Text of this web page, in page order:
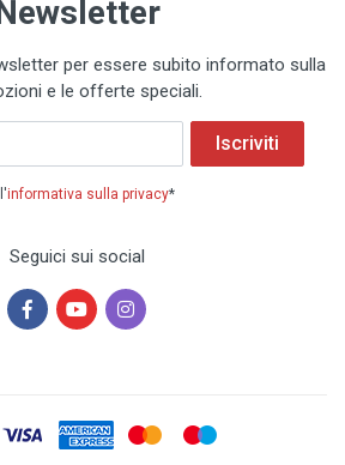
per essere subito informato sulla
e le offerte speciali.
Iscriviti
informativa sulla privacy*
Seguici sui social